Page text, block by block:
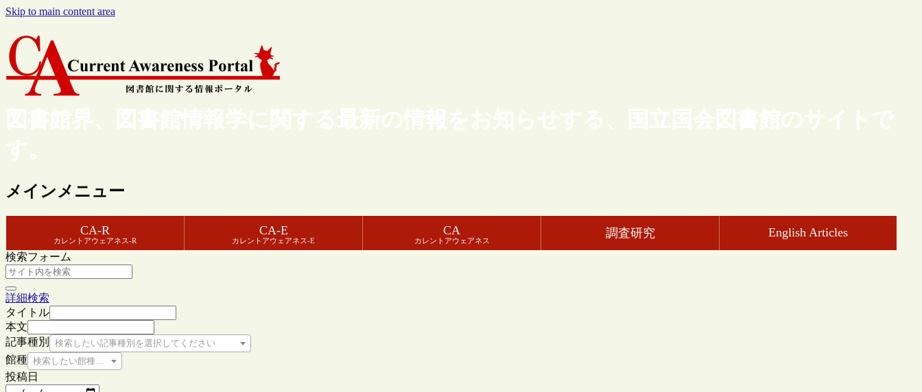
Skip to main content area
図書館界、図書館情報学に関する最新の情報をお知らせする、国立国会図書館のサイトで
す。
メインメニュー
CA-R
カレントアウェアネス-R
CA-E
カレントアウェアネス-E
CA
カレントアウェアネス
調査研究 English Articles
検索フォーム
詳細検索
タイトル
本文
記事種別
検索したい記事種別を選択してください
館種 検索したい館種を選択してください
投稿日